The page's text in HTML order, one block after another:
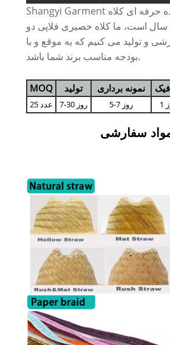
Shangyi Garment یک تولید کننده حرفه ای کلاه
حصیری بیش از 10 سال است، ما کلاه حصیری فلاپی دو
و تولید می کنیم که به موقع و با
بودجه مناسب برند شما باشد.
MOQ تولید نمونه برداری
25 عدد 7-30 روز 5-7 روز
سفارشی